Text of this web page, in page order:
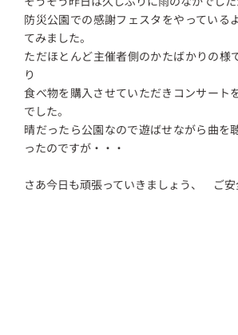
防災公園での感謝フェスタをやっている
てみました。
ただほとんど主催者側のかたばかりの様
り
食べ物を購入させていただきコンサート
でした。
晴だったら公園なので遊ばせながら曲を
ったのですが・・・
さあ今日も頑張っていきましょう、 ご安